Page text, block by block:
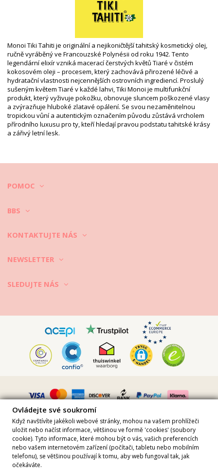
Odkaz na dodavatele: 1MT60
Váha: 60g / 0.13lb / 2.12oz
Retušované fotky
Instrukce pro mytí a péči
Instrukce pro péči: Tiki Tiki Monoi Tipanier 60 Ml
Monoi Tiki Tahiti je originální a nejikoničtější tahitský kosmetický olej,
ručně vyráběný ve Francouzské Polynésii od roku 1942. Tento
legendární elixír vzniká macerací čerstvých květů Tiaré v čistém
kokosovém oleji – procesem, který zachovává přirozené léčivé a
hydratační vlastnosti nejcennějších ostrovních ingrediencí. Proslulý
sušeným květem Tiaré v každé lahvi, Tiki Monoi je multifunkční
produkt, který vyživuje pokožku, obnovuje sluncem poškozené vlasy
a zvýrazňuje hluboké zlatavé opálení. Se svou nezaměnitelnou
tropickou vůní a autentickým označením původu zůstává vrcholem
přírodního luxusu pro ty, kteří hledají pravou podstatu tahitské krásy
a zářivý letní lesk.
POMOC
BBS
KONTAKTUJTE NÁS
NEWSLETTER
SLEDUJTE NÁS
Všechny ceny jsou včetně DPH · DIČ FR36509778270 · Všechna práva
vyhrazena ©2023 Brazilian Bikini Shop
Ovládejte své soukromí
Když navštívíte jakékoli webové stránky, mohou na vašem prohlížeči
uložit nebo načíst informace, většinou ve formě 'cookies' (soubory
cookie). Tyto informace, které mohou být o vás, vašich preferencích
nebo vašem internetovém zařízení (počítači, tabletu nebo mobilním
telefonu), se většinou používají k tomu, aby web fungoval tak, jak
očekáváte.